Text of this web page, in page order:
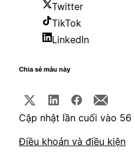
Twitter
TikTok
LinkedIn
Chia sẻ mẫu này
Cập nhật lần cuối vào 56
Điều khoản và điều kiện